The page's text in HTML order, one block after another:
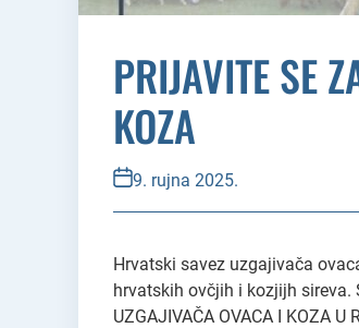
PRIJAVITE SE
KOZA
9. rujna 2025.
Hrvatski savez uzgajivača
hrvatskih ovčjih i kozjijh sireva.
UZGAJIVAČA OVACA I KOZA U